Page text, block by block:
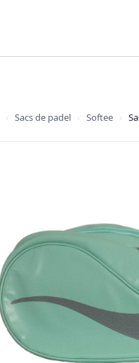
› Sacs de padel › Softee ›